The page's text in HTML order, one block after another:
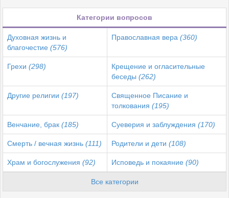
Категории вопросов
Духовная жизнь и
благочестие (576)
Православная вера (360)
Грехи (298)
Крещение и огласительные
беседы (262)
Другие религии (197)
Священное Писание и
толкования (195)
Венчание, брак (185) Суеверия и заблуждения (170)
Смерть / вечная жизнь (111) Родители и дети (108)
Храм и богослужения (92) Исповедь и покаяние (90)
Все категории